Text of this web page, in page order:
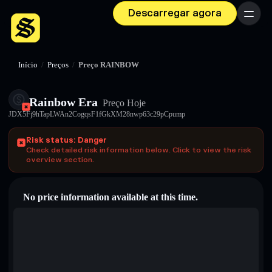
Descarregar agora Menu
Início / Preços / Preço RAINBOW
Rainbow Era Preço Hoje
JDX5Fj9hTapLWAn2CogqsF1fGkXM28nwp63c29pCpump
Risk status: Danger
Check detailed risk information below. Click to view the risk
overview section.
No price information available at this time.